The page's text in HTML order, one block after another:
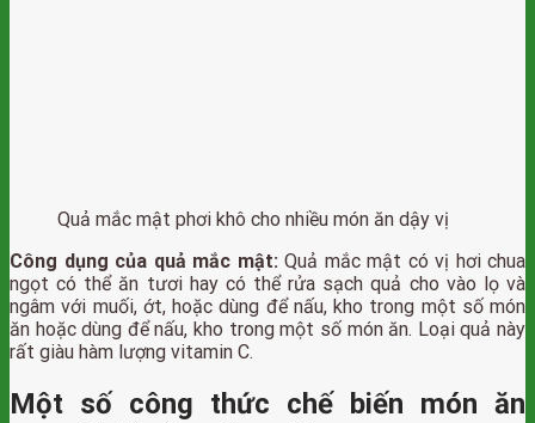
Quả mắc mật phơi khô cho nhiều món ăn dậy vị
Công dụng của quả mắc mật: Quả mắc mật có vị hơi chua
ngọt có thể ăn tươi hay có thể rửa sạch quả cho vào lọ và
ngâm với muối, ớt, hoặc dùng để nấu, kho trong một số món
ăn hoặc dùng để nấu, kho trong một số món ăn. Loại quả này
rất giàu hàm lượng vitamin C.
Một số công thức chế biến món ăn